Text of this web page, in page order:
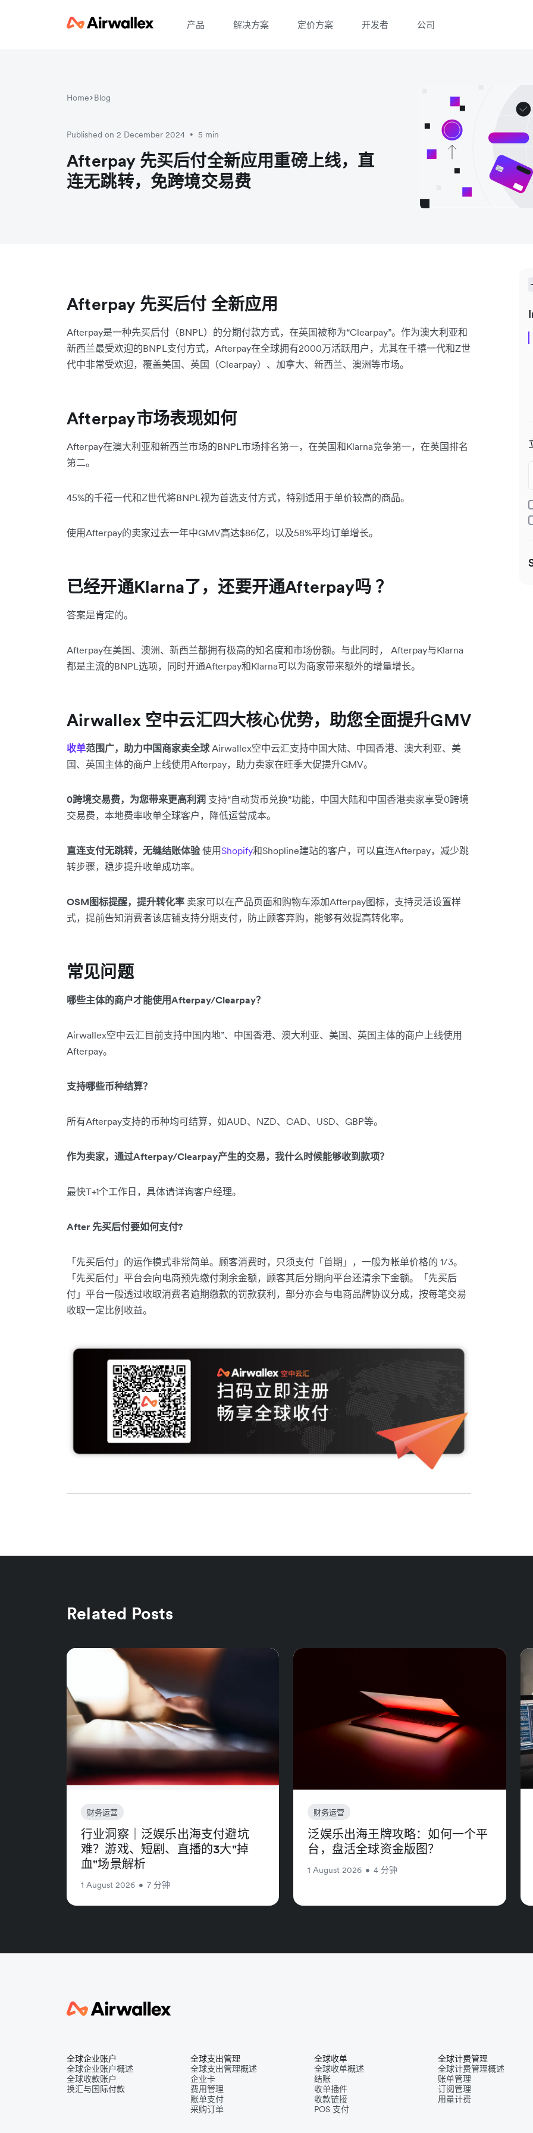
产品 解决方案 定价方案 开发者 公司
Home Blog
Published on 2 December 2024 • 5 min
Afterpay 先买后付全新应用重磅上线，直
连无跳转，免跨境交易费
Afterpay 先买后付 全新应用
Afterpay是一种先买后付（BNPL）的分期付款方式，在英国被称为“Clearpay”。作为澳大利亚和
新西兰最受欢迎的BNPL支付方式，Afterpay在全球拥有2000万活跃用户，尤其在千禧一代和Z世
代中非常受欢迎，覆盖美国、英国（Clearpay）、加拿大、新西兰、澳洲等市场。
Afterpay市场表现如何
Afterpay在澳大利亚和新西兰市场的BNPL市场排名第一，在美国和Klarna竞争第一，在英国排名
第二。
45%的千禧一代和Z世代将BNPL视为首选支付方式，特别适用于单价较高的商品。
使用Afterpay的卖家过去一年中GMV高达$86亿，以及58%平均订单增长。
已经开通Klarna了，还要开通Afterpay吗 ？
答案是肯定的。
Afterpay在美国、澳洲、新西兰都拥有极高的知名度和市场份额。与此同时， Afterpay与Klarna
都是主流的BNPL选项，同时开通Afterpay和Klarna可以为商家带来额外的增量增长。
Airwallex 空中云汇四大核心优势，助您全面提升GMV
收单范围广，助力中国商家卖全球 Airwallex空中云汇支持中国大陆、中国香港、澳大利亚、美
国、英国主体的商户上线使用Afterpay，助力卖家在旺季大促提升GMV。
0跨境交易费，为您带来更高利润 支持“自动货币兑换”功能，中国大陆和中国香港卖家享受0跨境
交易费，本地费率收单全球客户，降低运营成本。
直连支付无跳转，无缝结账体验使用Shopify和Shopline建站的客户，可以直连Afterpay，减少跳
转步骤，稳步提升收单成功率。
OSM图标提醒，提升转化率 卖家可以在产品页面和购物车添加Afterpay图标，支持灵活设置样
式，提前告知消费者该店铺支持分期支付，防止顾客弃购，能够有效提高转化率。
常见问题
哪些主体的商户才能使用Afterpay/Clearpay？
Airwallex空中云汇目前支持中国内地”、中国香港、澳大利亚、美国、英国主体的商户上线使用
Afterpay。
支持哪些币种结算？
所有Afterpay支持的币种均可结算，如AUD、NZD、CAD、USD、GBP等。
作为卖家，通过Afterpay/Clearpay产生的交易，我什么时候能够收到款项？
最快T+1个工作日，具体请详询客户经理。
After 先买后付要如何支付?
「先买后付」的运作模式非常简单。顾客消费时，只须支付「首期」，一般为帐单价格的 1/3。
「先买后付」平台会向电商预先缴付剩余金额，顾客其后分期向平台还清余下金额。「先买后
付」平台一般透过收取消费者逾期缴款的罚款获利，部分亦会与电商品牌协议分成，按每笔交易
收取一定比例收益。
Related Posts
财务运营
行业洞察｜泛娱乐出海支付避坑
难？游戏、短剧、直播的3大"掉
血"场景解析
1 August 2026 • 7 分钟
财务运营
泛娱乐出海王牌攻略：如何一个平
台，盘活全球资金版图？
1 August 2026 • 4 分钟
全球企业账户
全球企业账户概述
全球收款账户
换汇与国际付款
全球支出管理
全球支出管理概述
企业卡
费用管理
账单支付
采购订单
全球收单
全球收单概述
结账
收单插件
收款链接
POS 支付
全球计费管理
全球计费管理概述
账单管理
订阅管理
用量计费
微信扫一扫，点击手机右上角分享
微信扫一扫，点击手机右上角分享